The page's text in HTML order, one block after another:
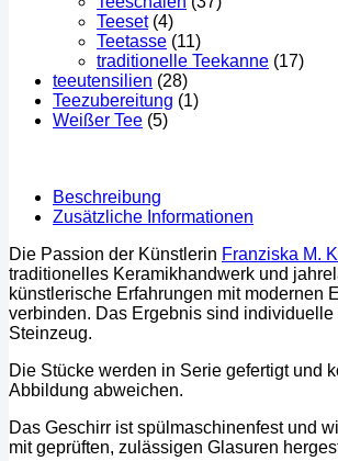
Teeset (4)
Teetasse (11)
traditionelle Teekanne (17)
teeutensilien (28)
Teezubereitung (1)
Weißer Tee (5)
Beschreibung
Zusätzliche Informationen
Die Passion der Künstlerin Franziska M.
traditionelles Keramikhandwerk und
künstlerische Erfahrungen mit modernen
verbinden. Das Ergebnis sind
Steinzeug.
Die Stücke werden in Serie gefertigt und
Abbildung abweichen.
Das Geschirr ist spülmaschinenfest und
mit geprüften, zulässigen Glasuren